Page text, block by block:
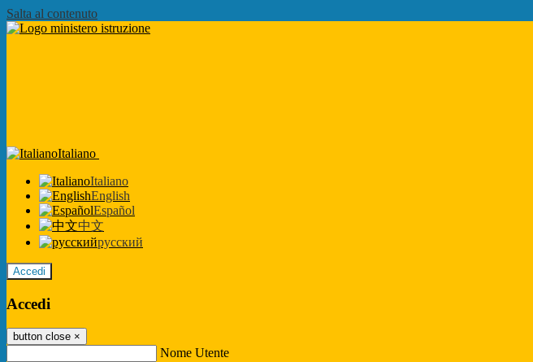
Salta al contenuto
Italiano
Italiano
English
Español
中文
русский
Accedi
Accedi
button close ×
Nome Utente